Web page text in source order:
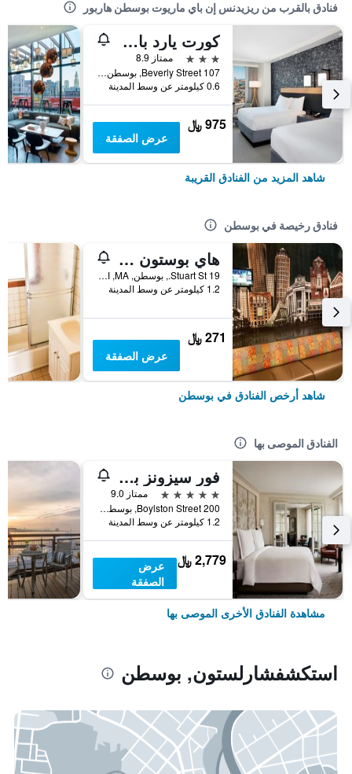
فنادق بالقرب من ريزيدنس إن باي ماريوت بوسطن هاربور
كورت يارد باي ماريوت بوسطن داون تاون/نورث ستيشن
3 نجوم
ممتاز 8.9
107 Beverly Street, بوسطن, MA, الولايات المتحدة الأميريكية
0.6 كيلومتر عن وسط المدينة
975 ﷼
عرض الصفقة
شاهد المزيد من الفنادق القريبة
فنادق رخيصة في بوسطن
هاي بوستون - هوستل
19 Stuart St., بوسطن, MA, الولايات المتحدة الأميريكية
1.2 كيلومتر عن وسط المدينة
271 ﷼
عرض الصفقة
شاهد أرخص الفنادق في بوسطن
الفنادق الموصى بها
فور سيزونز بوسطن
5 نجوم
ممتاز 9.0
200 Boylston Street, بوسطن, MA, الولايات المتحدة الأميريكية
1.2 كيلومتر عن وسط المدينة
2,779 ﷼
عرض
الصفقة
مشاهدة الفنادق الأخرى الموصى بها
استكشفشارلستون, بوسطن